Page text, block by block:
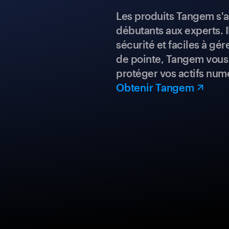
Les produits Tangem
débutants aux experts.
sécurité et faciles à
de pointe, Tangem
protéger vos actifs
Obtenir Tangem